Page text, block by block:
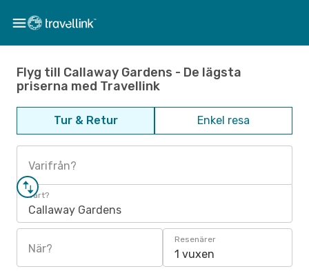
Flyg till Callaway Gardens - De lägsta
priserna med Travellink
Tur & Retur Enkel resa
Varifrån?
Vart?
Callaway Gardens
När?
Resenärer
1 vuxen